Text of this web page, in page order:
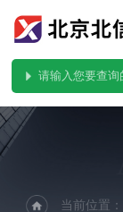
当前位置：